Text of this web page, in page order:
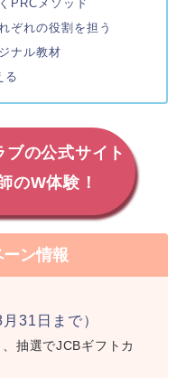
PRCメソッド
ぞれの役割を担う
ナル教材
る
の公式サイト
のW体験！
ン情報
31日まで）
抽選でJCBギフトカ